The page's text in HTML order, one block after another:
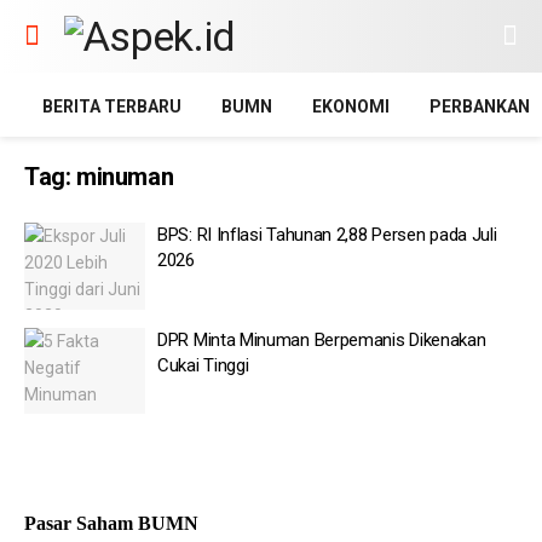
BERITA TERBARU BUMN EKONOMI PERBANKAN
Tag: minuman
BPS: RI Inflasi Tahunan 2,88 Persen pada Juli
2026
DPR Minta Minuman Berpemanis Dikenakan
Cukai Tinggi
Pasar Saham BUMN